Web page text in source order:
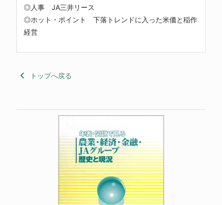
◎人事 JA三井リース
◎ホット・ポイント 下落トレンドに入った米価と稲作
経営
keyboard_arrow_left トップへ戻る